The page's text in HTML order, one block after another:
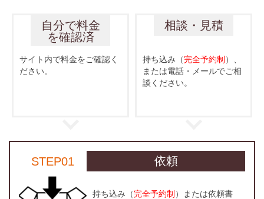
自分で料金
を確認済
サイト内で料金をご確認く
ださい。
相談・見積
持ち込み（完全予約制 ）、
または電話・メールでご相
談ください。
STEP01 依頼
持ち込み（完全予約制 ）または依頼書